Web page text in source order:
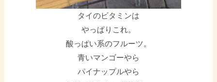
タイのビタミンは
やっぱりこれ。
酸っぱい系のフルーツ。
青いマンゴーやら
パイナップルやら